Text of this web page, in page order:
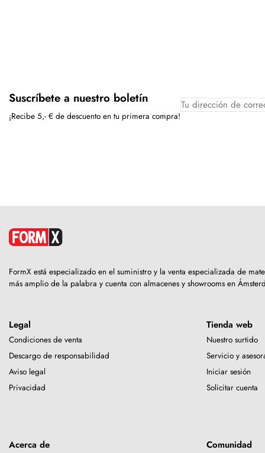
Suscríbete a nuestro boletín
¡Recibe 5,- € de descuento en tu primera compra!
FormX está especializado en el suministro y la venta especializada de
más amplio de la palabra y cuenta con almacenes y showrooms en
Legal
Condiciones de venta
Descargo de responsabilidad
Aviso legal
Privacidad
Tienda web
Nuestro surtido
Servicio y
Iniciar sesión
Solicitar cuenta
Acerca de Comunidad